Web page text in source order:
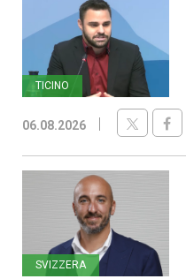
TICINO
06.08.2026
SVIZZERA